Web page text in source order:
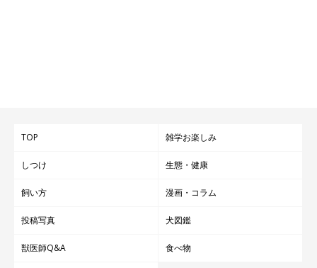
TOP 雑学お楽しみ
しつけ 生態・健康
飼い方 漫画・コラム
投稿写真 犬図鑑
獣医師Q&A 食べ物